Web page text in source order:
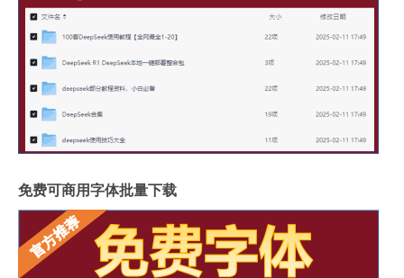
免费可商用字体批量下载